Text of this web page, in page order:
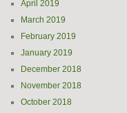
April 2019
March 2019
February 2019
January 2019
December 2018
November 2018
October 2018